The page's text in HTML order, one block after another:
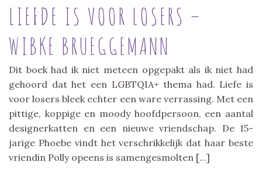
LIEFDE IS VOOR LOSERS –
WIBKE BRUEGGEMANN
Dit boek had ik niet meteen opgepakt als ik niet had
gehoord dat het een LGBTQIA+ thema had. Liefe is
voor losers bleek echter een ware verrassing. Met een
pittige, koppige en moody hoofdpersoon, een aantal
designerkatten en een nieuwe vriendschap. De 15-
jarige Phoebe vindt het verschrikkelijk dat haar beste
vriendin Polly opeens is samengesmolten […]